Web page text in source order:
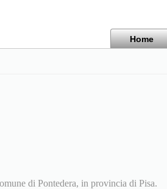
Home
di Pontedera, in provincia di Pisa.